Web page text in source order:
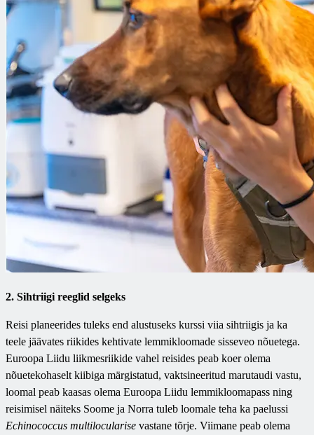
2. Sihtriigi reeglid selgeks
Reisi planeerides tuleks end alustuseks kurssi viia sihtriigis ja ka
teele jäävates riikides kehtivate lemmikloomade sisseveo nõuetega.
Euroopa Liidu liikmesriikide vahel reisides peab koer olema
nõuetekohaselt kiibiga märgistatud, vaktsineeritud marutaudi vastu,
loomal peab kaasas olema Euroopa Liidu lemmikloomapass ning
reisimisel näiteks Soome ja Norra tuleb loomale teha ka paelussi
Echinococcus multilocularise vastane tõrje. Viimane peab olema